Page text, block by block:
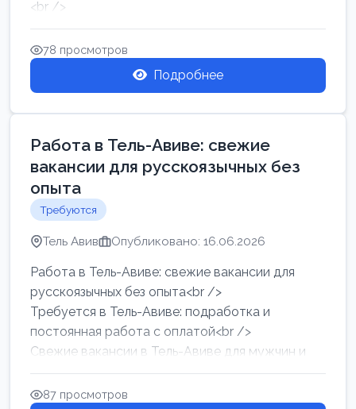
<br />
Работа в Нетании на мебельном производстве:
требу...
78 просмотров
Подробнее
Работа в Тель-Авиве: свежие
вакансии для русскоязычных без
опыта
Требуются
Тель Авив Опубликовано: 16.06.2026
Работа в Тель-Авиве: свежие вакансии для
русскоязычных без опыта<br />
Требуется в Тель-Авиве: подработка и
постоянная работа с оплатой<br />
Свежие вакансии в Тель-Авиве для мужчин и
женщин от хозя...
87 просмотров